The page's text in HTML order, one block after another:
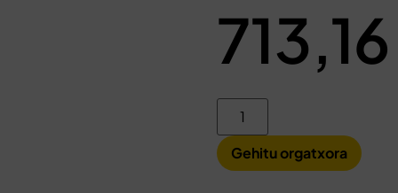
Gehitu orgatxora